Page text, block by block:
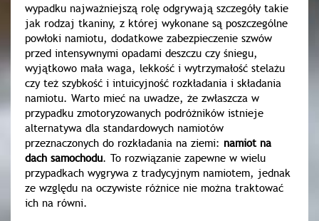
wypadku najważniejszą rolę odgrywają szczegóły takie
jak rodzaj tkaniny, z której wykonane są poszczególne
powłoki namiotu, dodatkowe zabezpieczenie szwów
przed intensywnymi opadami deszczu czy śniegu,
wyjątkowo mała waga, lekkość i wytrzymałość stelażu
czy też szybkość i intuicyjność rozkładania i składania
namiotu. Warto mieć na uwadze, że zwłaszcza w
przypadku zmotoryzowanych podróżników istnieje
alternatywa dla standardowych namiotów
przeznaczonych do rozkładania na ziemi: namiot na
dach samochodu. To rozwiązanie zapewne w wielu
przypadkach wygrywa z tradycyjnym namiotem, jednak
ze względu na oczywiste różnice nie można traktować
ich na równi.